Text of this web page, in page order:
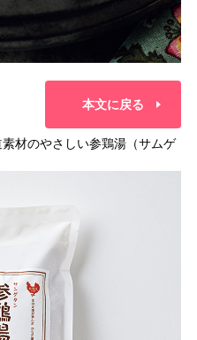
本文に戻る
材のやさしい参鶏湯（サムゲ